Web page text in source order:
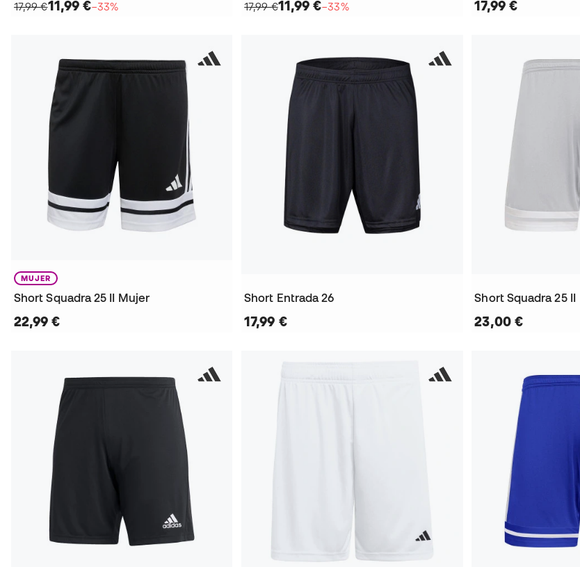
17,99 €11,99 €−33%
17,99 €11,99 €−33% 17,99 €
MUJER
Short Squadra 25 II Mujer
22,99 €
Short Entrada 26
17,99 €
Short Squadra 25 II
23,00 €